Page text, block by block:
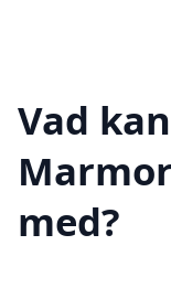
Vad
med?